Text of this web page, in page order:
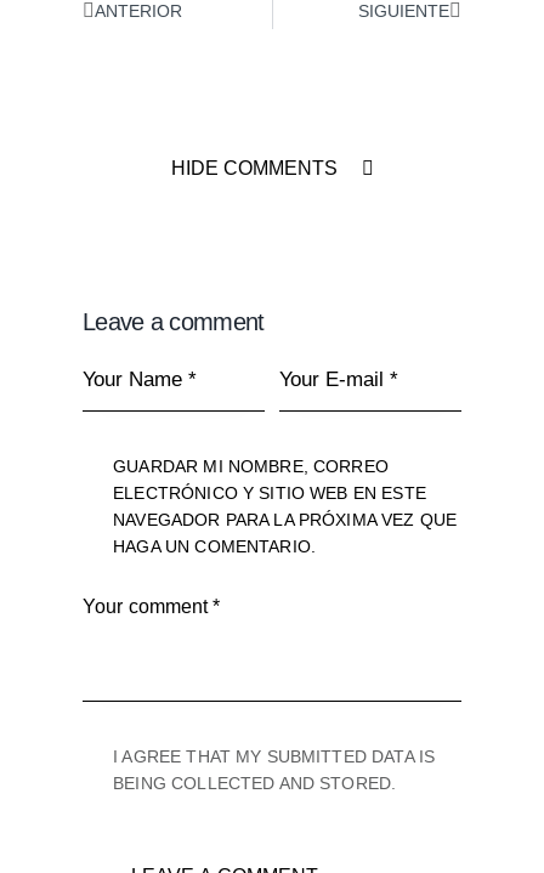
ANTERIOR SIGUIENTE
HIDE COMMENTS
Leave a comment
GUARDAR MI NOMBRE, CORREO
ELECTRÓNICO Y SITIO WEB EN ESTE
NAVEGADOR PARA LA PRÓXIMA VEZ QUE
HAGA UN COMENTARIO.
I AGREE THAT MY SUBMITTED DATA IS
BEING COLLECTED AND STORED.